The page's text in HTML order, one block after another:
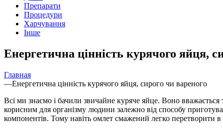
Препарати
Процедури
Харчування
Інше
Енергетична цінність курячого яйця,
Главная
—Енергетична цінність курячого яйця, сирого чи вареного
Всі ми знаємо і бачили звичайне куряче яйце. Воно
корисним для організму людини залежно від способу
компонентів. Тому навіть омлет смажений легко перетворити